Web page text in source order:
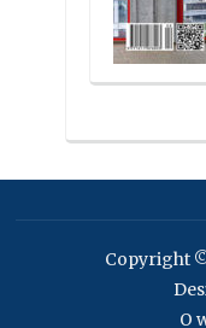
Copyright
O